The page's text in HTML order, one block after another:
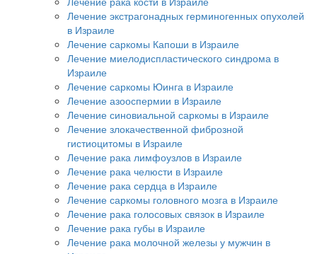
Лечение экстрагонадных герминогенных опухолей
в Израиле
Лечение саркомы Капоши в Израиле
Лечение миелодиспластического синдрома в
Израиле
Лечение саркомы Юинга в Израиле
Лечение азооспермии в Израиле
Лечение синовиальной саркомы в Израиле
Лечение злокачественной фиброзной
гистиоцитомы в Израиле
Лечение рака лимфоузлов в Израиле
Лечение рака челюсти в Израиле
Лечение рака сердца в Израиле
Лечение саркомы головного мозга в Израиле
Лечение рака голосовых связок в Израиле
Лечение рака губы в Израиле
Лечение рака молочной железы у мужчин в